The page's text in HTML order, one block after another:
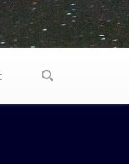
Search